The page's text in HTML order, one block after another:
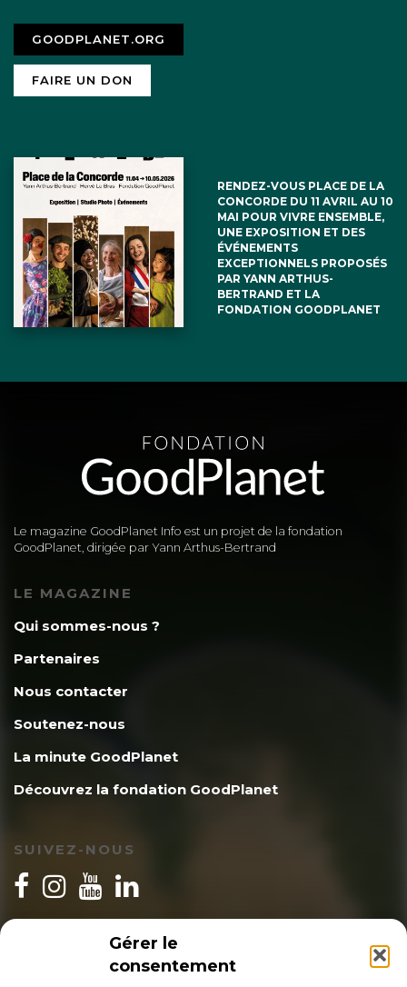
Gérer le
consentement
GOODPLANET.ORG
FAIRE UN DON
RENDEZ-VOUS PLACE DE LA
CONCORDE DU 11 AVRIL AU 10
MAI POUR VIVRE ENSEMBLE,
UNE EXPOSITION ET DES
ÉVÉNEMENTS
EXCEPTIONNELS PROPOSÉS
PAR YANN ARTHUS-
BERTRAND ET LA
FONDATION GOODPLANET
Le magazine GoodPlanet Info est un projet de la fondation
GoodPlanet, dirigée par Yann Arthus-Bertrand
LE MAGAZINE
Qui sommes-nous ?
Partenaires
Nous contacter
Soutenez-nous
La minute GoodPlanet
Découvrez la fondation GoodPlanet
SUIVEZ-NOUS
INSCRIPTION NEWSLETTER